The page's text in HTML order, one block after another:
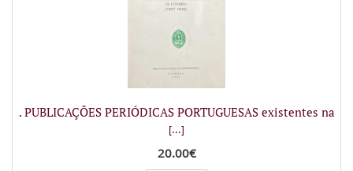
. PUBLICAÇÕES PERIÓDICAS PORTUGUESAS existentes na
[...]
20.00€